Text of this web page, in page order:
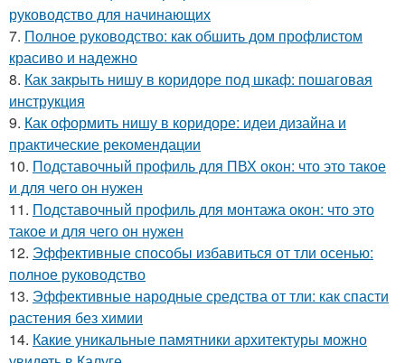
руководство для начинающих
7. Полное руководство: как обшить дом профлистом
красиво и надежно
8. Как закрыть нишу в коридоре под шкаф: пошаговая
инструкция
9. Как оформить нишу в коридоре: идеи дизайна и
практические рекомендации
10. Подставочный профиль для ПВХ окон: что это такое
и для чего он нужен
11. Подставочный профиль для монтажа окон: что это
такое и для чего он нужен
12. Эффективные способы избавиться от тли осенью:
полное руководство
13. Эффективные народные средства от тли: как спасти
растения без химии
14. Какие уникальные памятники архитектуры можно